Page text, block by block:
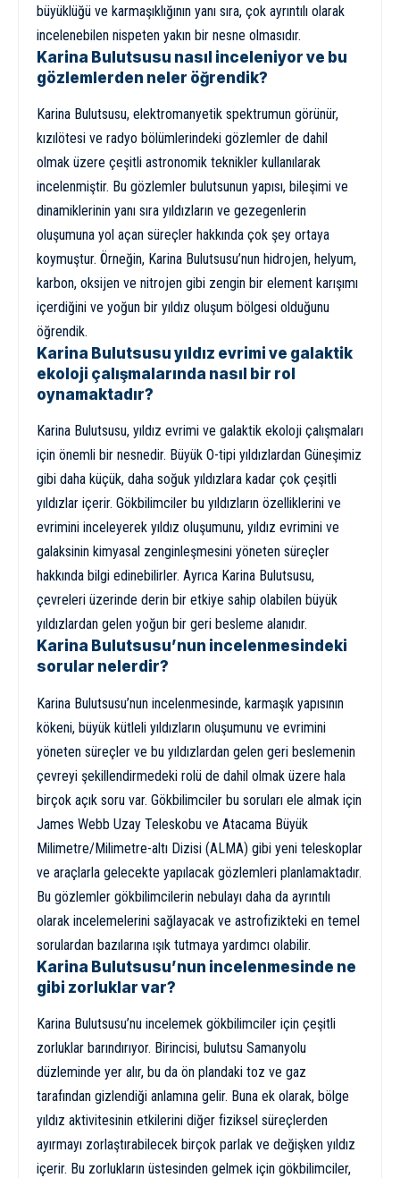
büyüklüğü ve karmaşıklığının yanı sıra, çok ayrıntılı olarak
incelenebilen nispeten yakın bir nesne olmasıdır.
Karina Bulutsusu nasıl inceleniyor ve bu
gözlemlerden neler öğrendik?
Karina Bulutsusu, elektromanyetik spektrumun görünür,
kızılötesi ve radyo bölümlerindeki gözlemler de dahil
olmak üzere çeşitli astronomik teknikler kullanılarak
incelenmiştir. Bu gözlemler bulutsunun yapısı, bileşimi ve
dinamiklerinin yanı sıra yıldızların ve gezegenlerin
oluşumuna yol açan süreçler hakkında çok şey ortaya
koymuştur. Örneğin, Karina Bulutsusu’nun hidrojen, helyum,
karbon, oksijen ve nitrojen gibi zengin bir element karışımı
içerdiğini ve yoğun bir yıldız oluşum bölgesi olduğunu
öğrendik.
Karina Bulutsusu yıldız evrimi ve galaktik
ekoloji çalışmalarında nasıl bir rol
oynamaktadır?
Karina Bulutsusu, yıldız evrimi ve galaktik ekoloji çalışmaları
için önemli bir nesnedir. Büyük O-tipi yıldızlardan Güneşimiz
gibi daha küçük, daha soğuk yıldızlara kadar çok çeşitli
yıldızlar içerir. Gökbilimciler bu yıldızların özelliklerini ve
evrimini inceleyerek yıldız oluşumunu, yıldız evrimini ve
galaksinin kimyasal zenginleşmesini yöneten süreçler
hakkında bilgi edinebilirler. Ayrıca Karina Bulutsusu,
çevreleri üzerinde derin bir etkiye sahip olabilen büyük
yıldızlardan gelen yoğun bir geri besleme alanıdır.
Karina Bulutsusu’nun incelenmesindeki
sorular nelerdir?
Karina Bulutsusu’nun incelenmesinde, karmaşık yapısının
kökeni, büyük kütleli yıldızların oluşumunu ve evrimini
yöneten süreçler ve bu yıldızlardan gelen geri beslemenin
çevreyi şekillendirmedeki rolü de dahil olmak üzere hala
birçok açık soru var. Gökbilimciler bu soruları ele almak için
James Webb Uzay Teleskobu ve Atacama Büyük
Milimetre/Milimetre-altı Dizisi (ALMA) gibi yeni teleskoplar
ve araçlarla gelecekte yapılacak gözlemleri planlamaktadır.
Bu gözlemler gökbilimcilerin nebulayı daha da ayrıntılı
olarak incelemelerini sağlayacak ve astrofizikteki en temel
sorulardan bazılarına ışık tutmaya yardımcı olabilir.
Karina Bulutsusu’nun incelenmesinde ne
gibi zorluklar var?
Karina Bulutsusu’nu incelemek gökbilimciler için çeşitli
zorluklar barındırıyor. Birincisi, bulutsu Samanyolu
düzleminde yer alır, bu da ön plandaki toz ve gaz
tarafından gizlendiği anlamına gelir. Buna ek olarak, bölge
yıldız aktivitesinin etkilerini diğer fiziksel süreçlerden
ayırmayı zorlaştırabilecek birçok parlak ve değişken yıldız
içerir. Bu zorlukların üstesinden gelmek için gökbilimciler,